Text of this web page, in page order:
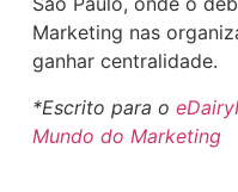
Marketing nas
ganhar centralidade.
*Escrito para o
Mundo do Marketing